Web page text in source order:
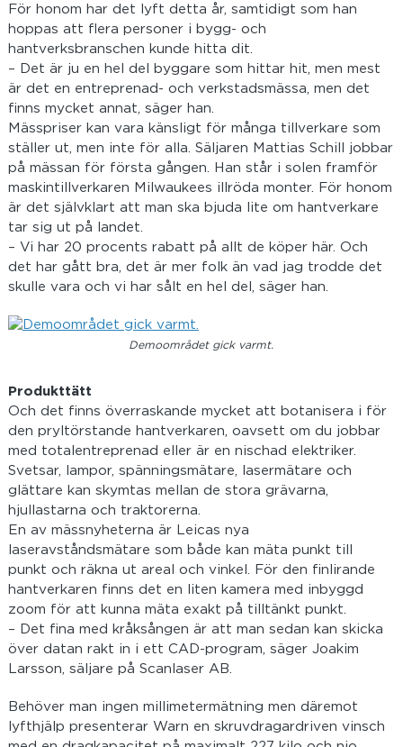
För honom har det lyft detta år, samtidigt som han
hoppas att flera personer i bygg- och
hantverksbranschen kunde hitta dit.
– Det är ju en hel del byggare som hittar hit, men mest
är det en entreprenad- och verkstadsmässa, men det
finns mycket annat, säger han.
Mässpriser kan vara känsligt för många tillverkare som
ställer ut, men inte för alla. Säljaren Mattias Schill jobbar
på mässan för första gången. Han står i solen framför
maskintillverkaren Milwaukees illröda monter. För honom
är det självklart att man ska bjuda lite om hantverkare
tar sig ut på landet.
– Vi har 20 procents rabatt på allt de köper här. Och
det har gått bra, det är mer folk än vad jag trodde det
skulle vara och vi har sålt en hel del, säger han.
Demoområdet gick varmt.
Produkttätt
Och det finns överraskande mycket att botanisera i för
den pryltörstande hantverkaren, oavsett om du jobbar
med totalentreprenad eller är en nischad elektriker.
Svetsar, lampor, spänningsmätare, lasermätare och
glättare kan skymtas mellan de stora grävarna,
hjullastarna och traktorerna.
En av mässnyheterna är Leicas nya
laseravståndsmätare som både kan mäta punkt till
punkt och räkna ut areal och vinkel. För den finlirande
hantverkaren finns det en liten kamera med inbyggd
zoom för att kunna mäta exakt på tilltänkt punkt.
– Det fina med kråksången är att man sedan kan skicka
över datan rakt in i ett CAD-program, säger Joakim
Larsson, säljare på Scanlaser AB.
Behöver man ingen millimetermätning men däremot
lyfthjälp presenterar Warn en skruvdragardriven vinsch